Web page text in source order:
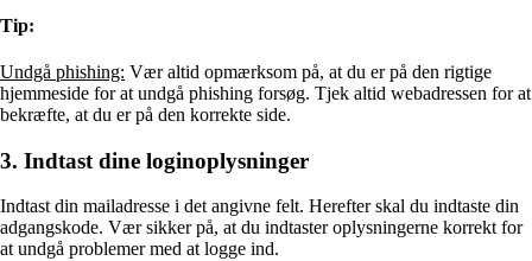
Tip:
Undgå phishing: Vær altid opmærksom på, at du er på den rigtige
hjemmeside for at undgå phishing forsøg. Tjek altid webadressen for at
bekræfte, at du er på den korrekte side.
3. Indtast dine loginoplysninger
Indtast din mailadresse i det angivne felt. Herefter skal du indtaste din
adgangskode. Vær sikker på, at du indtaster oplysningerne korrekt for
at undgå problemer med at logge ind.